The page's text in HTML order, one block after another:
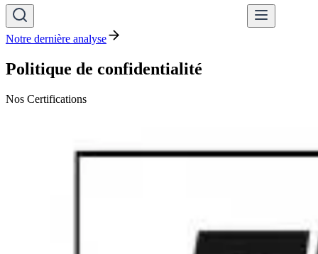
Notre dernière analyse
Politique de confidentialité
Nos Certifications